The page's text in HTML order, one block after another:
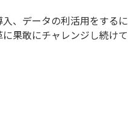
、データの利活用をする
果敢にチャレンジし続けて